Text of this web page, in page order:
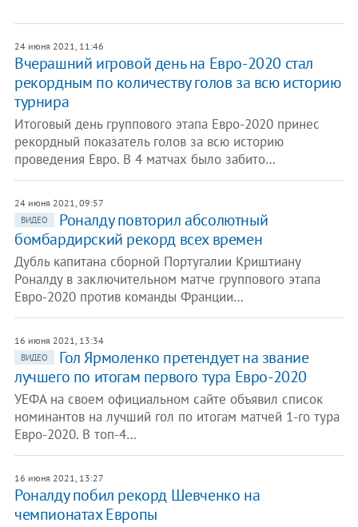
24 июня 2021, 11:46
Вчерашний игровой день на Евро-2020 стал
рекордным по количеству голов за всю историю
турнира
Итоговый день группового этапа Евро-2020 принес
рекордный показатель голов за всю историю
проведения Евро. В 4 матчах было забито…
24 июня 2021, 09:57
ВИДЕО
Роналду повторил абсолютный
бомбардирский рекорд всех времен
Дубль капитана сборной Португалии Криштиану
Роналду в заключительном матче группового этапа
Евро-2020 против команды Франции…
16 июня 2021, 13:34
ВИДЕО
Гол Ярмоленко претендует на звание
лучшего по итогам первого тура Евро-2020
УЕФА на своем официальном сайте объявил список
номинантов на лучший гол по итогам матчей 1-го тура
Евро-2020. В топ-4…
16 июня 2021, 13:27
Роналду побил рекорд Шевченко на
чемпионатах Европы